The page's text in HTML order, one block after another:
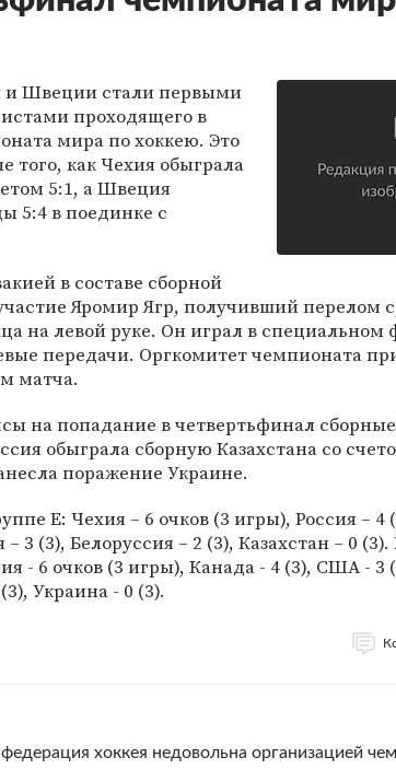
и Швеции стали первыми
проходящего в
мира по хоккею. Это
того, как Чехия обыграла
5:1, а Швеция
5:4 в поединке с
в составе сборной
Яромир Ягр, получивший перелом
на левой руке. Он играл в специальном
передачи. Оргкомитет чемпионата
матча.
на попадание в четвертьфинал
обыграла сборную Казахстана со
поражение Украине.
E: Чехия – 6 очков (3 игры), Россия –
– 3 (3), Белоруссия – 2 (3), Казахстан – 0
- 6 очков (3 игры), Канада - 4 (3), США - 3
Украина - 0 (3).
хоккея недовольна организацией